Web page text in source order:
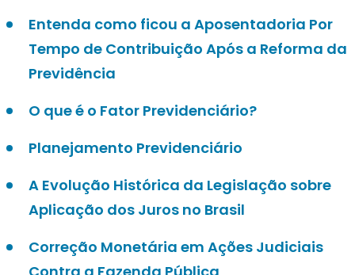
Entenda como ficou a Aposentadoria Por
Tempo de Contribuição Após a Reforma da
Previdência
O que é o Fator Previdenciário?
Planejamento Previdenciário
A Evolução Histórica da Legislação sobre
Aplicação dos Juros no Brasil
Correção Monetária em Ações Judiciais